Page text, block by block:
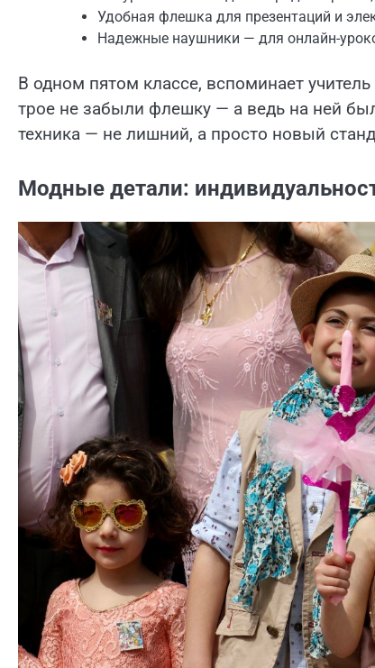
Удобная флешка для презентаций и
Надежные наушники — для онлайн-
В одном пятом классе, вспоминает
трое не забыли флешку — а ведь на ней
техника — не лишний, а просто новый
Модные детали: